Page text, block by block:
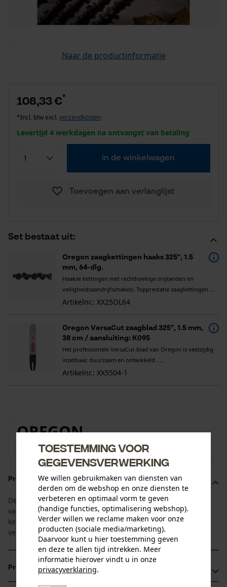
Naar de productinformatie
Set bestaat uit:
Oregon zaagkettingen haaks 325", 1.5
mm, 64-dlg.
Haakse kettingen met rechthoekige snijtanden en
veiligheidsaandrijfschakels. Topprestatie zaagkettingen .....
Artikelnr.: XX25OL64
Oregon VersaCut zaagblad 325", 1.5 mm,
38 cm / aansluiting: K095
Het professionele VersaCut-blad van Oregon is veelzijdig
inzetbaar, duurzaam en ontwikkeld .....
Artikelnr.: XX5504-1
108,33 €*
*Incl. btw excl. verzendkosten
Levertijd 4 werkdagen na ontvangst van betaling
in de winkelwagen
Toevoegen aan verlanglijst
OREGON
Naar de merkenshop van Oregon
Productomschrijving
Deze Oregon-bespaarset 1+4 is afgestemd op de standtijd
van het kettingblad en de zaagketting. U ontvangt 1
kettingblad met 4 bijpassende zaagkettingen. Zo hebt u de
vervangende kettingen altijd binnen handbereik.
Productvoordelen
Toestemming voor
gegevensverwerking
We willen gebruikmaken van diensten van
derden om de webshop en onze diensten te
verbeteren en optimaal vorm te geven
(handige functies, optimalisering webshop).
Verder willen we reclame maken voor onze
producten (sociale media/marketing).
Daarvoor kunt u hier toestemming geven
en deze te allen tijd intrekken. Meer
informatie hierover vindt u in onze
privacyverklaring.